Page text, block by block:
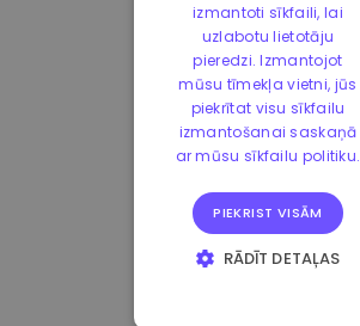
izmantoti sīkfaili, lai
uzlabotu lietotāju
pieredzi. Izmantojot
mūsu tīmekļa vietni, jūs
piekrītat visu sīkfailu
izmantošanai saskaņā
ar mūsu sīkfailu politiku.
PIEKRIST VISĀM
RĀDĪT DETAĻAS